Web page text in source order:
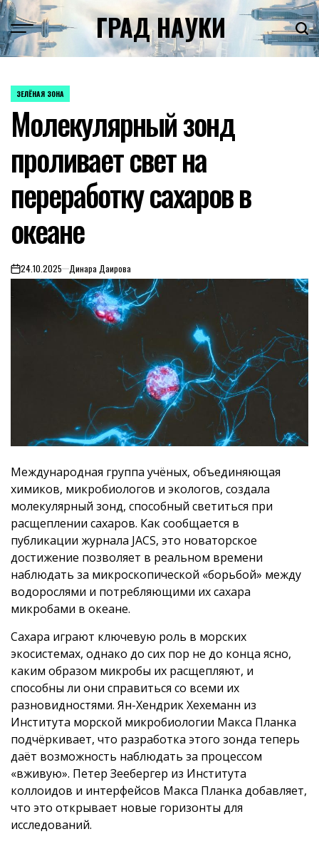
Skip
to
content
ГРАД НАУКИ
POSTED
ЗЕЛЁНАЯ ЗОНА
Молекулярный зонд
проливает свет на
переработку сахаров в
океане
on24.10.2025 Динара Даирова
Международная группа учёных, объединяющая
химиков, микробиологов и экологов, создала
молекулярный зонд, способный светиться при
расщеплении сахаров. Как сообщается в
публикации журнала JACS, это новаторское
достижение позволяет в реальном времени
наблюдать за микроскопической «борьбой» между
водорослями и потребляющими их сахара
микробами в океане.
Сахара играют ключевую роль в морских
экосистемах, однако до сих пор не до конца ясно,
каким образом микробы их расщепляют, и
способны ли они справиться со всеми их
разновидностями. Ян-Хендрик Хехеманн из
Института морской микробиологии Макса Планка
подчёркивает, что разработка этого зонда теперь
даёт возможность наблюдать за процессом
«вживую». Петер Зеебергер из Института
коллоидов и интерфейсов Макса Планка добавляет,
что это открывает новые горизонты для
исследований.